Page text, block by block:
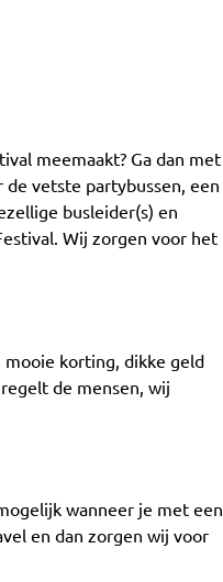
meemaakt? Ga dan met
vetste partybussen, een
busleider(s) en
Wij zorgen voor het
mooie korting, dikke geld
de mensen, wij
wanneer je met een
en dan zorgen wij voor